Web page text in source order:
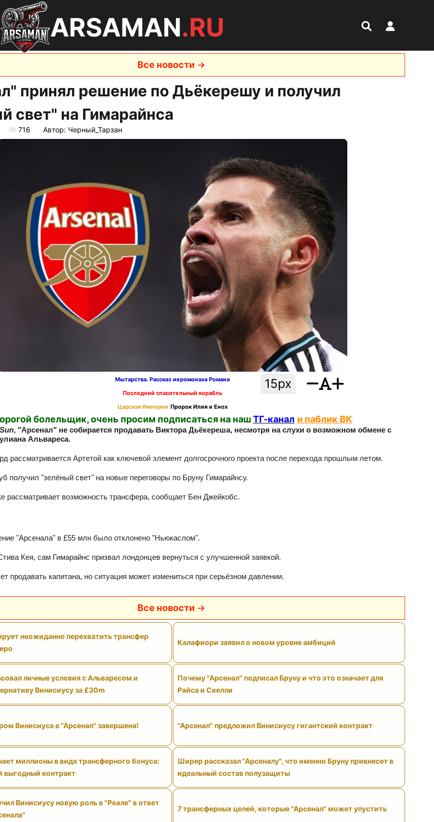
ARSAMAN.RU
Все новости
принял решение по Дьёкерешу и получил
свет" на Гимарайнса
716 Автор: Черный_Тарзан
15px
Мытарства. Рассказ иеромонаха Романа
Последний спасительный корабль
Царская Империя Пророк Илия и Енох
болельщик, очень просим подписаться на нашТГ-канал и паблик ВК
, "Арсенал" не собирается продавать Виктора Дьёкереша, несмотря на слухи о возможном обмене с
Альвареса.
рассматривается Артетой как ключевой элемент долгосрочного проекта после перехода прошлым летом.
получил "зелёный свет" на новые переговоры по Бруну Гимарайнсу.
рассматривает возможность трансфера, сообщает Бен Джейкобс.
"Арсенала" в £55 млн было отклонено "Ньюкаслом".
Кея, сам Гимарайнс призвал лондонцев вернуться с улучшенной заявкой.
продавать капитана, но ситуация может измениться при серьёзном давлении.
Все новости
неожиданно перехватить трансфер
Калафиори заявил о новом уровне амбиций
личные условия с Альваресом и
Винисиусу за £30m
Почему "Арсенал" подписал Бруну и что это означает для
Райса и Скелли
Винисиуса в "Арсенал" завершена! "Арсенал" предложил Винисиусу гигантский контракт
миллионы в виде трансферного бонуса:
выгодный контракт
Ширер рассказал "Арсеналу", что именно Бруну привнесет в
идеальный состав полузащиты
Винисиусу новую роль в "Реале" в ответ
7 трансферных целей, которые "Арсенал" может упустить